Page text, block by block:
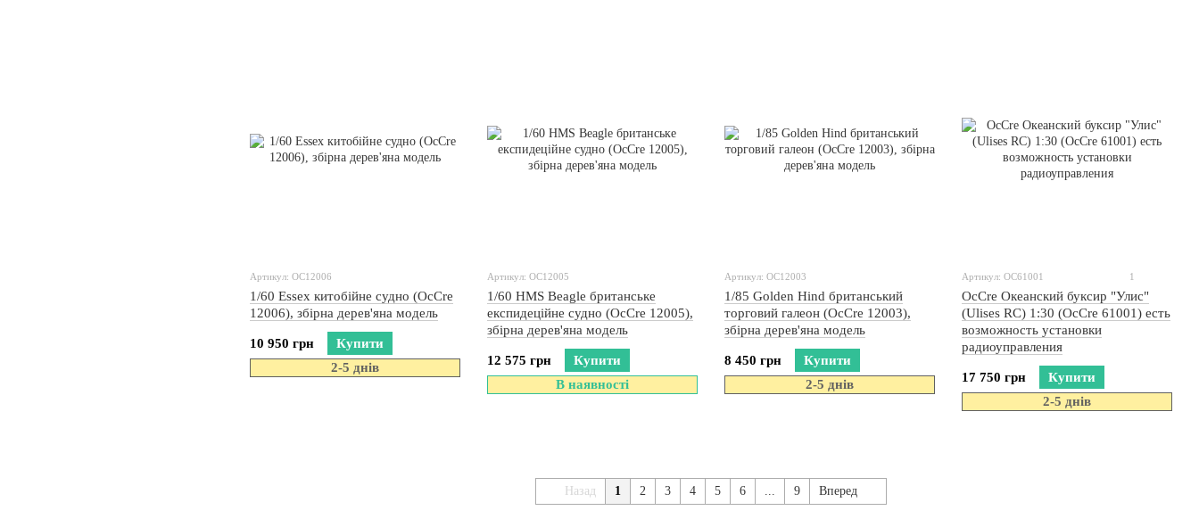
Артикул: OC12006
1/60 Essex китобійне судно (OcCre
12006), збірна дерев'яна модель
10 950 грн
Купити
2-5 днів
Артикул: OC12005
1/60 HMS Beagle британське
експидеційне судно (OcCre 12005),
збірна дерев'яна модель
12 575 грн
Купити
В наявності
Артикул: OC12003
1/85 Golden Hind британський
торговий галеон (OcCre 12003),
збірна дерев'яна модель
8 450 грн
Купити
2-5 днів
Артикул: OC61001 1
OcCre Океанский буксир "Улис"
(Ulises RC) 1:30 (OcCre 61001) есть
возможность установки
радиоуправления
17 750 грн
Купити
2-5 днів
Назад 1 2 3 4 5 6 9 Вперед